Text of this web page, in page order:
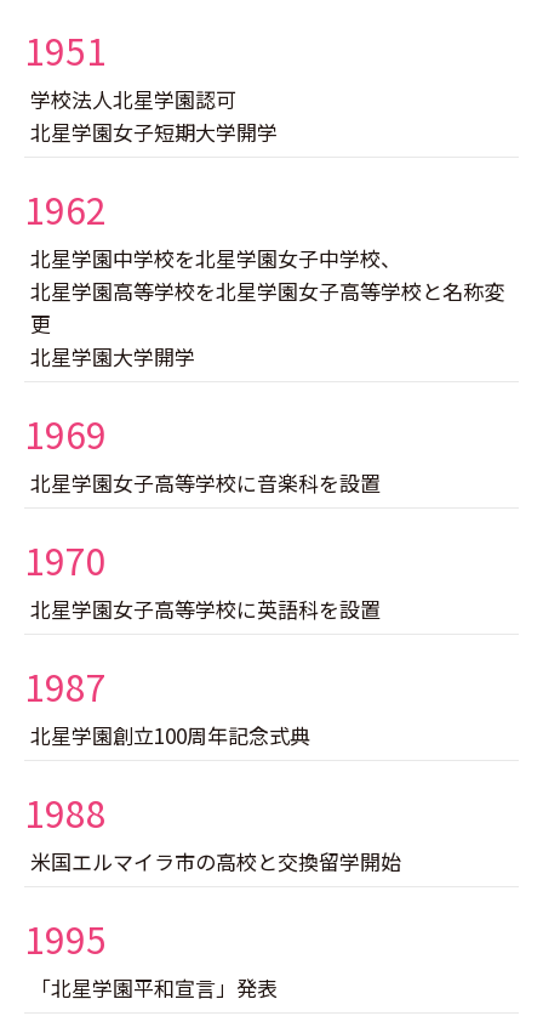
1951
学校法人北星学園認可
北星学園女子短期大学開学
1962
北星学園中学校を北星学園女子中学校、
北星学園高等学校を北星学園女子高等学校と名称変
更
北星学園大学開学
1969
北星学園女子高等学校に音楽科を設置
1970
北星学園女子高等学校に英語科を設置
1987
北星学園創立100周年記念式典
1988
米国エルマイラ市の高校と交換留学開始
1995
「北星学園平和宣言」発表